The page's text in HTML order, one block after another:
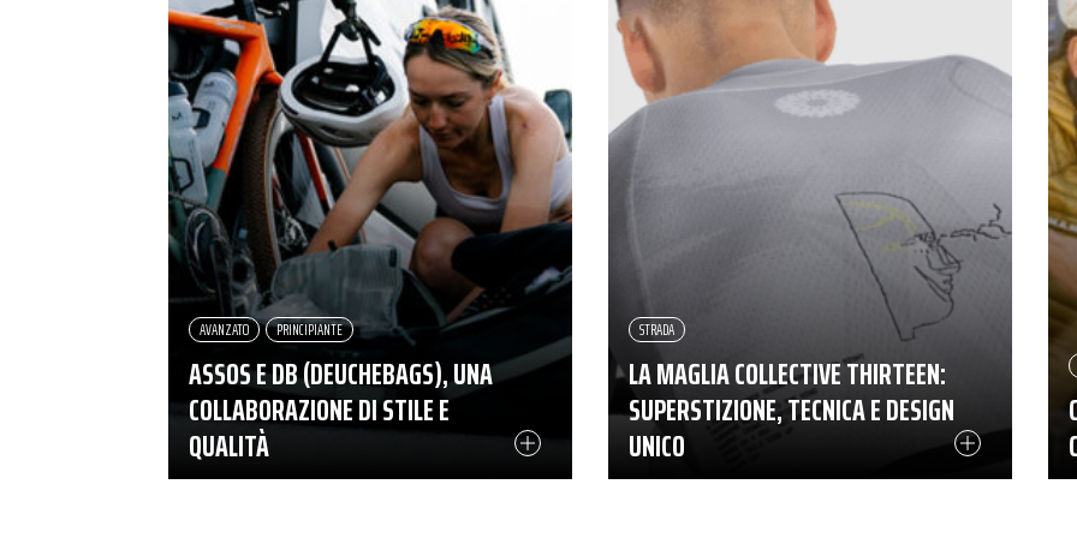
AVANZATO PRINCIPIANTE
ASSOS E DB (DEUCHEBAGS), UNA
COLLABORAZIONE DI STILE E
QUALITÀ
STRADA
LA MAGLIA COLLECTIVE THIRTEEN:
SUPERSTIZIONE, TECNICA E DESIGN
UNICO